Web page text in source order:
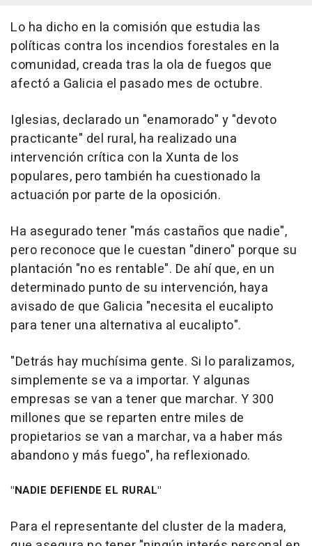
Lo ha dicho en la comisión que estudia las
políticas contra los incendios forestales en la
comunidad, creada tras la ola de fuegos que
afectó a Galicia el pasado mes de octubre.
Iglesias, declarado un "enamorado" y "devoto
practicante" del rural, ha realizado una
intervención crítica con la Xunta de los
populares, pero también ha cuestionado la
actuación por parte de la oposición.
Ha asegurado tener "más castaños que nadie",
pero reconoce que le cuestan "dinero" porque su
plantación "no es rentable". De ahí que, en un
determinado punto de su intervención, haya
avisado de que Galicia "necesita el eucalipto
para tener una alternativa al eucalipto".
"Detrás hay muchísima gente. Si lo paralizamos,
simplemente se va a importar. Y algunas
empresas se van a tener que marchar. Y 300
millones que se reparten entre miles de
propietarios se van a marchar, va a haber más
abandono y más fuego", ha reflexionado.
"NADIE DEFIENDE EL RURAL"
Para el representante del cluster de la madera,